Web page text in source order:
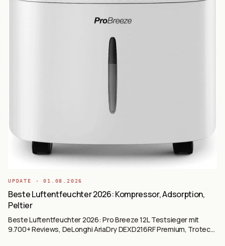
UPDATE ·01.08.2026
Beste Luftentfeuchter 2026: Kompressor, Adsorption,
Peltier
Beste Luftentfeuchter 2026: Pro Breeze 12L Testsieger mit
9.700+ Reviews, DeLonghi AriaDry DEXD216RF Premium, Trotec